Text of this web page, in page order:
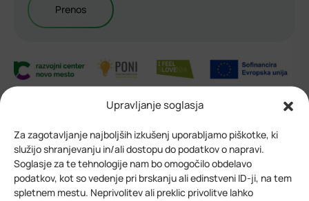
Upravljanje soglasja
Za zagotavljanje najboljših izkušenj uporabljamo piškotke, ki
služijo shranjevanju in/ali dostopu do podatkov o napravi.
Soglasje za te tehnologije nam bo omogočilo obdelavo
podatkov, kot so vedenje pri brskanju ali edinstveni ID-ji, na tem
spletnem mestu. Neprivolitev ali preklic privolitve lahko
Prenos
5. junija 2026
Razpisi RC NM